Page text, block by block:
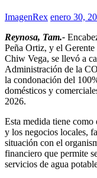
ImagenRex enero 30,
Reynosa, Tam.-
Peña Ortiz, y el
Chiw Vega, se llevó a
Administración de la
la condonación del
domésticos y
2026.
Esta medida tiene
y los negocios locales,
situación con el
financiero que permite
servicios de agua